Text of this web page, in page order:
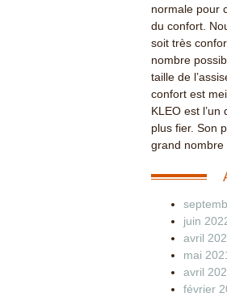
normale pour
du confort.
soit très
nombre
taille de
confort est
KLEO est
plus fier. Son
grand nombre
juin
avril
mai
avril
février